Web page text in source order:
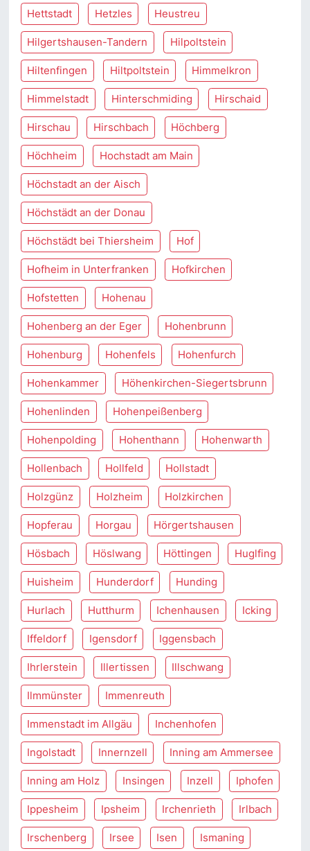
Hettstadt Hetzles Heustreu
Hilgertshausen-Tandern Hilpoltstein
Hiltenfingen Hiltpoltstein Himmelkron
Himmelstadt Hinterschmiding Hirschaid
Hirschau Hirschbach Höchberg
Höchheim Hochstadt am Main
Höchstadt an der Aisch
Höchstädt an der Donau
Höchstädt bei Thiersheim Hof
Hofheim in Unterfranken Hofkirchen
Hofstetten Hohenau
Hohenberg an der Eger Hohenbrunn
Hohenburg Hohenfels Hohenfurch
Hohenkammer Höhenkirchen-Siegertsbrunn
Hohenlinden Hohenpeißenberg
Hohenpolding Hohenthann Hohenwarth
Hollenbach Hollfeld Hollstadt
Holzgünz Holzheim Holzkirchen
Hopferau Horgau Hörgertshausen
Hösbach Höslwang Höttingen Huglfing
Huisheim Hunderdorf Hunding
Hurlach Hutthurm Ichenhausen Icking
Iffeldorf Igensdorf Iggensbach
Ihrlerstein Illertissen Illschwang
Ilmmünster Immenreuth
Immenstadt im Allgäu Inchenhofen
Ingolstadt Innernzell Inning am Ammersee
Inning am Holz Insingen Inzell Iphofen
Ippesheim Ipsheim Irchenrieth Irlbach
Irschenberg Irsee Isen Ismaning